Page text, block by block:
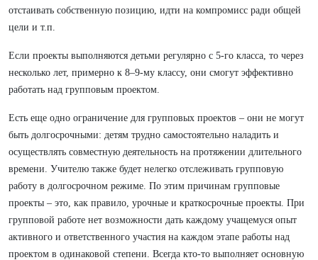
отстаивать собственную позицию, идти на компромисс ради общей
цели и т.п.
Если проекты выполняются детьми регулярно с 5-го класса, то через
несколько лет, примерно к 8–9-му классу, они смогут эффективно
работать над групповым проектом.
Есть еще одно ограничение для групповых проектов – они не могут
быть долгосрочными: детям трудно самостоятельно наладить и
осуществлять совместную деятельность на протяжении длительного
времени. Учителю также будет нелегко отслеживать групповую
работу в долгосрочном режиме. По этим причинам групповые
проекты – это, как правило, урочные и краткосрочные проекты. При
групповой работе нет возможности дать каждому учащемуся опыт
активного и ответственного участия на каждом этапе работы над
проектом в одинаковой степени. Всегда кто-то выполняет основную